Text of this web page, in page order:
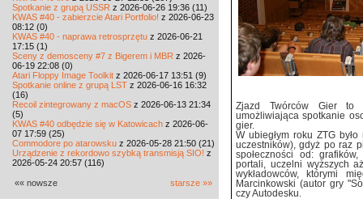
Spotkanie z grupą USSR z 2026-06-26 19:36 (11)
KWAS #40 - zabierzcie Atari Portfolio! z 2026-06-23
08:12 (0)
KWAS #40 - naprawa retrosprzętu z 2026-06-21
17:15 (1)
Sceny z demosceny #7 z Bigerem i MBR z 2026-
06-19 22:08 (0)
Atari Floppy Image Toolkit z 2026-06-17 13:51 (9)
Spotkanie online z grupą LST z 2026-06-16 16:32
(16)
Recoil zintegrowany z macOS z 2026-06-13 21:34
(5)
KWAS #40 odbędzie się w Katowicach z 2026-06-
07 17:59 (25)
Commodore po atarowsku z 2026-05-28 21:50 (21)
Urządzenie z rekordowo szybką transmisją SIO! z
2026-05-24 20:57 (116)
«« nowsze starsze »»
Zjazd Twórców Gier to
umożliwiająca spotkanie
gier.
W ubiegłym roku ZTG
uczestników), gdyż po raz
społeczności od:
portali, uczelni wyższych
wykładowców, którymi
Marcinkowski (autor gry
czy Autodesku.